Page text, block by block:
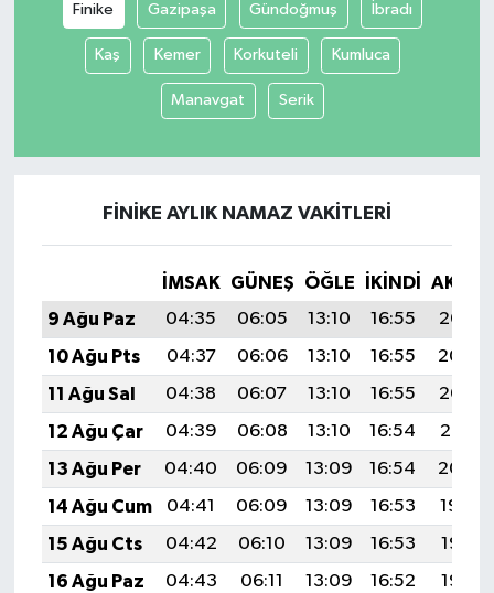
Finike Gazipaşa Gündoğmuş İbradı
Kaş Kemer Korkuteli Kumluca
Manavgat Serik
FINIKE AYLIK NAMAZ VAKITLERI
İMSAK GÜNEŞ ÖĞLE İKINDI
9 Ağu Paz
04:35 06:05 13:10 16:55
20:05
10 Ağu Pts
04:37 06:06 13:10 16:55
20:04
11 Ağu Sal
04:38 06:07 13:10 16:55
20:03
12 Ağu Çar
04:39 06:08 13:10 16:54
20:01
13 Ağu Per
04:40 06:09 13:09 16:54
20:00
14 Ağu Cum
04:41 06:09 13:09 16:53
19:59
15 Ağu Cts
04:42 06:10 13:09 16:53
19:58
16 Ağu Paz
04:43 06:11 13:09 16:52
19:57